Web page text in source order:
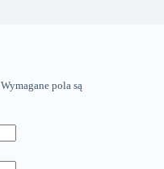
Wymagane pola są